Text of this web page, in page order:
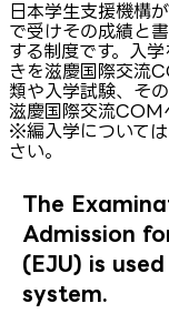
日本学生支援機構
で受けその成績と
する制度です。入
きを滋慶国際交流
類や入学試験、そ
滋慶国際交流COM
※編入学について
さい。
The
Admission
(EJU) is
system.